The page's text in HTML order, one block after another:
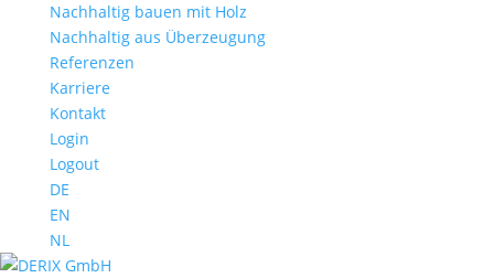
Nachhaltig bauen mit Holz
Nachhaltig aus Überzeugung
Referenzen
Karriere
Kontakt
Login
Logout
DE
EN
NL